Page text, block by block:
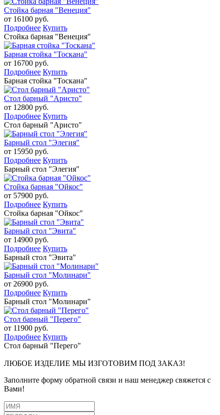
Стойка барная "Венеция"
от 16100 руб.
Подробнее Купить
Стойка барная "Венеция"
Барная стойка "Тоскана"
от 16700 руб.
Подробнее Купить
Барная стойка "Тоскана"
Стол барный "Аристо"
от 12800 руб.
Подробнее Купить
Стол барный "Аристо"
Барный стол "Элегия"
от 15950 руб.
Подробнее Купить
Барный стол "Элегия"
Стойка барная "Ойкос"
от 57900 руб.
Подробнее Купить
Стойка барная "Ойкос"
Барный стол "Эвита"
от 14900 руб.
Подробнее Купить
Барный стол "Эвита"
Барный стол "Молинари"
от 26900 руб.
Подробнее Купить
Барный стол "Молинари"
Стол барный "Перего"
от 11900 руб.
Подробнее Купить
Стол барный "Перего"
ЛЮБОЕ ИЗДЕЛИЕ МЫ ИЗГОТОВИМ ПОД ЗАКАЗ!
Заполните форму обратной связи и наш менеджер свяжется с
Вами!